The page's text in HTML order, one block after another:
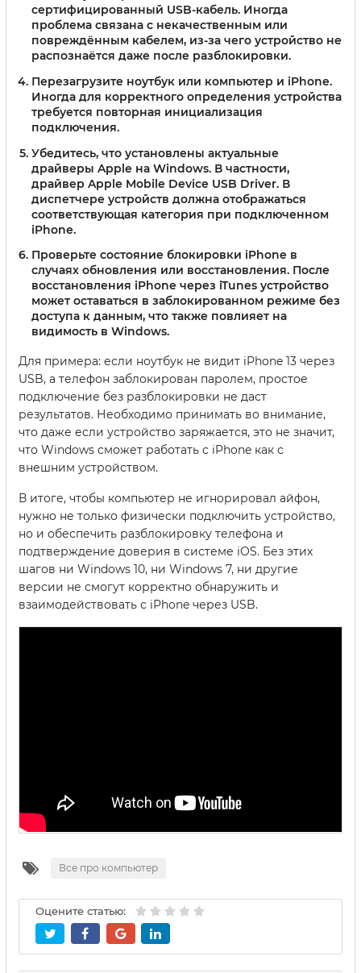
сертифицированный USB-кабель. Иногда
проблема связана с некачественным или
повреждённым кабелем, из-за чего устройство не
распознаётся даже после разблокировки.
Перезагрузите ноутбук или компьютер и iPhone.
Иногда для корректного определения устройства
требуется повторная инициализация
подключения.
Убедитесь, что установлены актуальные
драйверы Apple на Windows. В частности,
драйвер Apple Mobile Device USB Driver. В
диспетчере устройств должна отображаться
соответствующая категория при подключенном
iPhone.
Проверьте состояние блокировки iPhone в
случаях обновления или восстановления. После
восстановления iPhone через iTunes устройство
может оставаться в заблокированном режиме без
доступа к данным, что также повлияет на
видимость в Windows.
Для примера: если ноутбук не видит iPhone 13 через
USB, а телефон заблокирован паролем, простое
подключение без разблокировки не даст
результатов. Необходимо принимать во внимание,
что даже если устройство заряжается, это не значит,
что Windows сможет работать с iPhone как с
внешним устройством.
В итоге, чтобы компьютер не игнорировал айфон,
нужно не только физически подключить устройство,
но и обеспечить разблокировку телефона и
подтверждение доверия в системе iOS. Без этих
шагов ни Windows 10, ни Windows 7, ни другие
версии не смогут корректно обнаружить и
взаимодействовать с iPhone через USB.
Все про компьютер
Оцените статью: